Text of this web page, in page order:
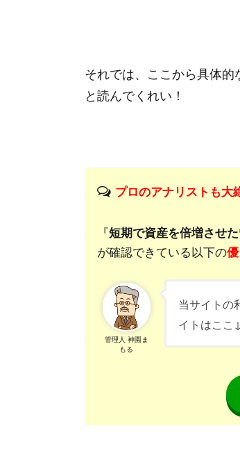
それでは、ここから具体
と読んでくれい！
プロのアナリストも大
『短期で資産を倍増させ
が確認できている以下の
管理人 神園ま
もる
当サイトの
イトはここ